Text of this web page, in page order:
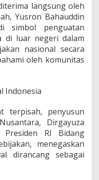
langsung oleh
Yusron Bahauddin
simbol penguatan
di luar negeri dalam
nasional secara
oleh komunitas
Indonesia
terpisah, penyusun
Dirgayuza
Presiden RI Bidang
menegaskan
dirancang sebagai